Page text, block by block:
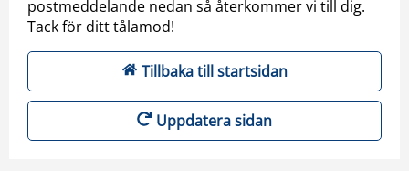
postmeddelande nedan så återkommer vi till dig.
Tack för ditt tålamod!
Tillbaka till startsidan
Uppdatera sidan